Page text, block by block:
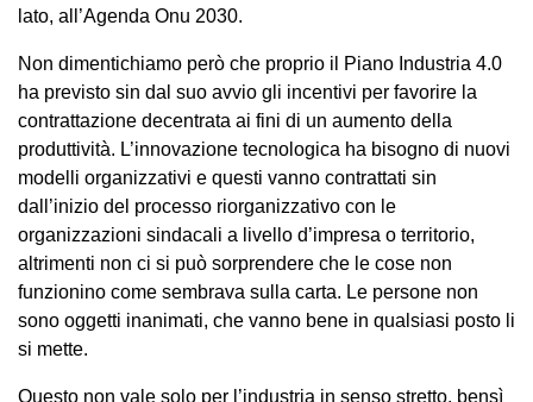
lato, all’Agenda Onu 2030.
Non dimentichiamo però che proprio il Piano Industria 4.0
ha previsto sin dal suo avvio gli incentivi per favorire la
contrattazione decentrata ai fini di un aumento della
produttività. L’innovazione tecnologica ha bisogno di nuovi
modelli organizzativi e questi vanno contrattati sin
dall’inizio del processo riorganizzativo con le
organizzazioni sindacali a livello d’impresa o territorio,
altrimenti non ci si può sorprendere che le cose non
funzionino come sembrava sulla carta. Le persone non
sono oggetti inanimati, che vanno bene in qualsiasi posto li
si mette.
Questo non vale solo per l’industria in senso stretto, bensì